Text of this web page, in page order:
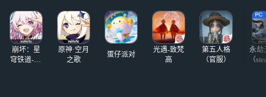
个游戏，天天只会
玩别人的steam账
号，
崩坏：星
穹铁道-4.4
原神·空月
之歌
蛋仔派对
光遇-致梵
高
第五人格
（官服）
永劫
（